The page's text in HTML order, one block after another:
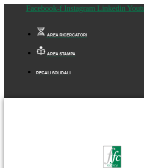
Facebook-f Instagram Linkedin
AREA RICERCATORI
AREA STAMPA
REGALI SOLIDALI